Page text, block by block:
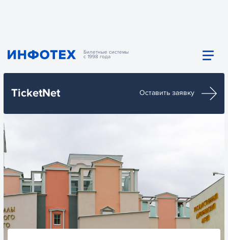
Билетные системы
с 1998 года
TicketNet Оставить заявку